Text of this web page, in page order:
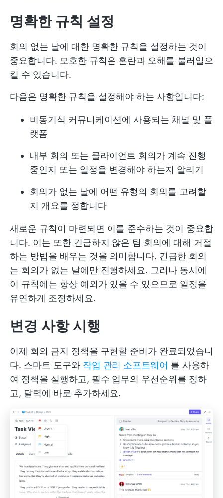
명확한 규칙 설정
회의 없는 날에 대한 명확한 규칙을 설정하는 것이
중요합니다. 모호한 규칙은 혼란과 오해를 불러일으
킬 수 있습니다.
다음은 명확한 규칙을 설정해야 하는 사항입니다:
비동기식 커뮤니케이션에 사용되는 채널 및 플
랫폼
내부 회의 또는 클라이언트 회의가 계속 진행
중인지 또는 일정을 변경해야 하는지 알리기
회의가 없는 날에 어떤 유형의 회의를 고려할
지 개요를 정합니다
새로운 규칙이 마련되면 이를 준수하는 것이 중요합
니다. 이는 또한 긴급하지 않은 팀 회의에 대해 거절
하는 방법을 배우는 것을 의미합니다. 긴급한 회의
는 회의가 없는 날에만 진행하세요. 그러나 동시에
이 규칙에는 항상 예외가 있을 수 있으므로 일정을
유연하게 조정하세요.
변경 사항 시행
이제 회의 금지 정책을 구현할 준비가 완료되었습니
다. 스마트 도구와 작업 관리 소프트웨어 를 사용하
여 정책을 실행하고, 필수 업무의 우선순위를 정하
고, 달력에 바로 추가하세요.